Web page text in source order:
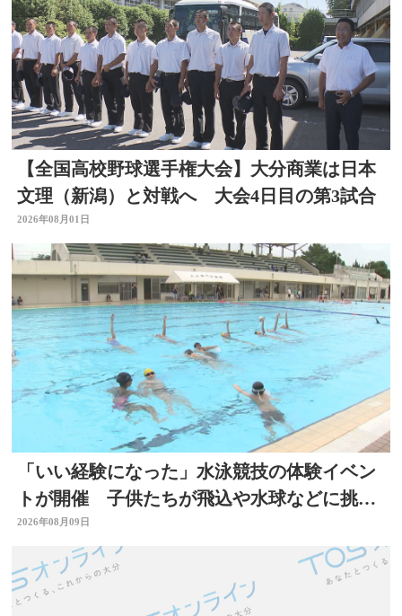
【全国高校野球選手権大会】大分商業は日本
文理（新潟）と対戦へ 大会4日目の第3試合
2026年08月01日
「いい経験になった」水泳競技の体験イベン
トが開催 子供たちが飛込や水球などに挑
戦 大分県別府市
2026年08月09日